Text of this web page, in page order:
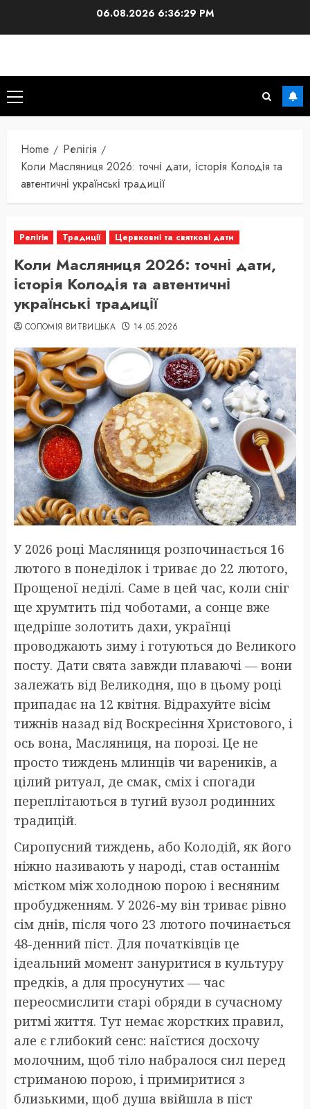
06.08.2026 6:36:29 PM
Primary
Menu
Home
Релігія
Коли Масляниця 2026: точні дати, історія Колодія та
автентичні українські традиції
Релігія Традиції Цервковні та святкові дати
Коли Масляниця 2026: точні дати,
історія Колодія та автентичні
українські традиції
СОЛОМІЯ ВИТВИЦЬКА 14.05.2026
У 2026 році Масляниця розпочинається 16
лютого в понеділок і триває до 22 лютого,
Прощеної неділі. Саме в цей час, коли сніг
ще хрумтить під чоботами, а сонце вже
щедріше золотить дахи, українці
проводжають зиму і готуються до Великого
посту. Дати свята завжди плаваючі — вони
залежать від Великодня, що в цьому році
припадає на 12 квітня. Відрахуйте вісім
тижнів назад від Воскресіння Христового, і
ось вона, Масляниця, на порозі. Це не
просто тиждень млинців чи вареників, а
цілий ритуал, де смак, сміх і спогади
переплітаються в тугий вузол родинних
традицій.
Сиропусний тиждень, або Колодій, як його
ніжно називають у народі, став останнім
містком між холодною порою і весняним
пробудженням. У 2026-му він триває рівно
сім днів, після чого 23 лютого починається
48-денний піст. Для початківців це
ідеальний момент зануритися в культуру
предків, а для просунутих — час
переосмислити старі обряди в сучасному
ритмі життя. Тут немає жорстких правил,
але є глибокий сенс: наїстися досхочу
молочним, щоб тіло набралося сил перед
стриманою порою, і примиритися з
близькими, щоб душа ввійшла в піст